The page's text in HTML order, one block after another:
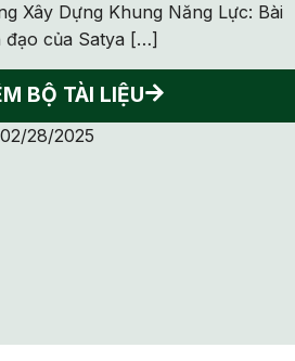
Xây Dựng Khung Năng Lực: Bài
của Satya […]
BỘ TÀI LIỆU
02/28/2025